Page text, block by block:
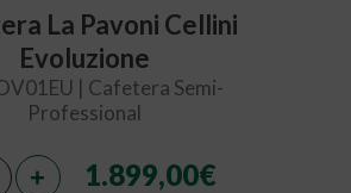
La Pavoni Cellini
Evoluzione
| Cafetera Semi-
Professional
1.899,00€